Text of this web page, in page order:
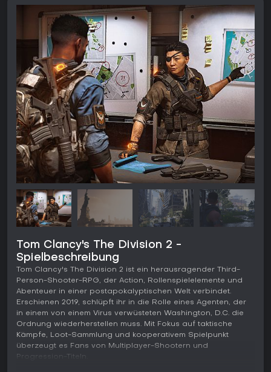
Tom Clancy's The Division 2 -
Spielbeschreibung
Tom Clancy's The Division 2 ist ein herausragender Third-
Person-Shooter-RPG, der Action, Rollenspielelemente und
Abenteuer in einer postapokalyptischen Welt verbindet.
Erschienen 2019, schlüpft ihr in die Rolle eines Agenten, der
in einem von einem Virus verwüsteten Washington, D.C. die
Ordnung wiederherstellen muss. Mit Fokus auf taktische
Kämpfe, Loot-Sammlung und kooperativem Spielpunkt
überzeugt es Fans von Multiplayer-Shootern und
Progression-Titeln.